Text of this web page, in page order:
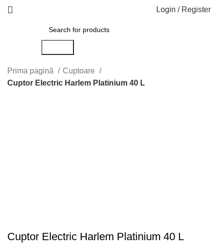
Login / Register
Prima pagină
Cuptoare
Cuptor Electric Harlem Platinium 40 L
Cuptor Electric Harlem Platinium 40 L